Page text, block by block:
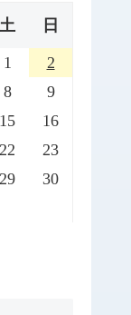
土 日
1
2
8
9
15
16
22
23
29
30